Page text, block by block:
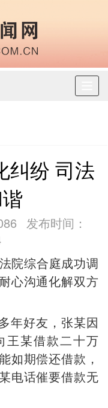
纠纷 司法
发布时间：
院综合庭成功调
心沟通化解双方
年好友，张某因
王某借款二十万
如期偿还借款，
电话催要借款无